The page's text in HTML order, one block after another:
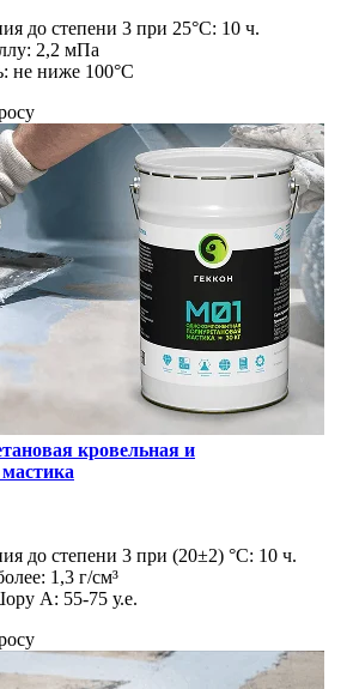
до степени 3 при 25°С: 10 ч.
2,2 мПа
не ниже 100°С
кровельная и
до степени 3 при (20±2) °С: 10 ч.
1,3 г/см³
А: 55-75 у.е.